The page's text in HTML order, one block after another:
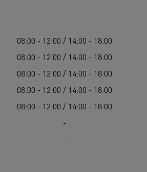
08:00 - 12:00 / 14:00 - 18:00
08:00 - 12:00 / 14:00 - 18:00
08:00 - 12:00 / 14:00 - 18:00
08:00 - 12:00 / 14:00 - 18:00
08:00 - 12:00 / 14:00 - 18:00
-
-